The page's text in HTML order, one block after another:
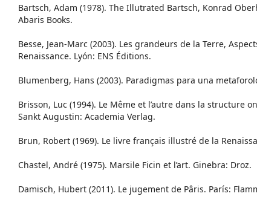
Bartsch, Adam (1978). The Illutrated Bartsch, Konrad
Abaris Books.
Besse, Jean-Marc (2003). Les grandeurs de la Terre,
Renaissance. Lyón: ENS Éditions.
Blumenberg, Hans (2003). Paradigmas para una
Brisson, Luc (1994). Le Même et l’autre dans la structure
Sankt Augustin: Academia Verlag.
Brun, Robert (1969). Le livre français illustré de la
Chastel, André (1975). Marsile Ficin et l’art. Ginebra: Droz.
Damisch, Hubert (2011). Le jugement de Pâris. París: